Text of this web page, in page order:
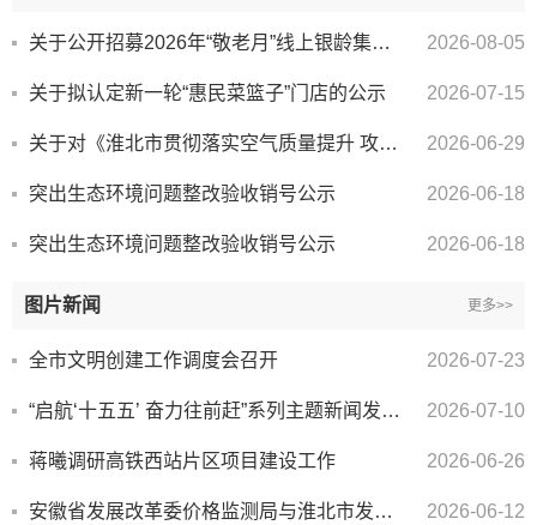
关于公开招募2026年“敬老月”线上银龄集市合作商家的公告 2026-08-05
关于拟认定新一轮“惠民菜篮子”门店的公示 2026-07-15
关于对《淮北市贯彻落实空气质量提升 攻坚行动专项督察报告整改方案》 第二十七条问题验收销号公示 2026-06-29
突出生态环境问题整改验收销号公示 2026-06-18
突出生态环境问题整改验收销号公示 2026-06-18
图片新闻 更多>>
全市文明创建工作调度会召开 2026-07-23
“启航‘十五五’ 奋力往前赶”系列主题新闻发布会淮北专场举行 2026-07-10
蒋曦调研高铁西站片区项目建设工作 2026-06-26
安徽省发展改革委价格监测局与淮北市发展改革委联合开展“追忆双堆烽火 永固人民立场”主题党日活动 2026-06-12